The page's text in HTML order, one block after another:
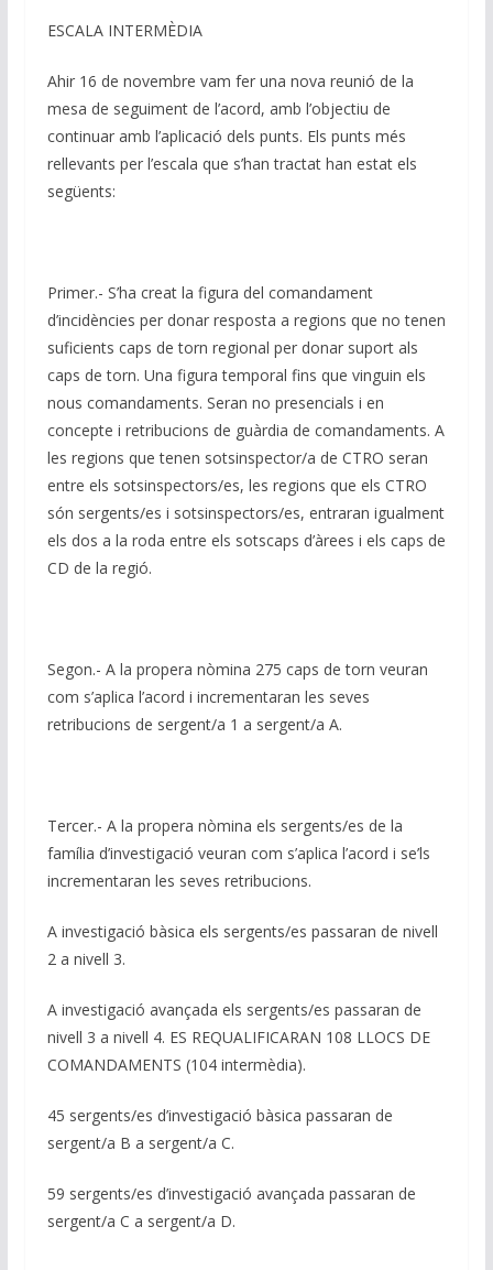
n o
ESCALA INTERMÈDIA
Ahir 16 de novembre vam fer una nova reunió de la
mesa de seguiment de l’acord, amb l’objectiu de
continuar amb l’aplicació dels punts. Els punts més
rellevants per l’escala que s’han tractat han estat els
següents:
Primer.- S’ha creat la figura del comandament
d’incidències per donar resposta a regions que no tenen
suficients caps de torn regional per donar suport als
caps de torn. Una figura temporal fins que vinguin els
nous comandaments. Seran no presencials i en
concepte i retribucions de guàrdia de comandaments. A
les regions que tenen sotsinspector/a de CTRO seran
entre els sotsinspectors/es, les regions que els CTRO
són sergents/es i sotsinspectors/es, entraran igualment
els dos a la roda entre els sotscaps d’àrees i els caps de
CD de la regió.
Segon.- A la propera nòmina 275 caps de torn veuran
com s’aplica l’acord i incrementaran les seves
retribucions de sergent/a 1 a sergent/a A.
Tercer.- A la propera nòmina els sergents/es de la
família d’investigació veuran com s’aplica l’acord i se’ls
incrementaran les seves retribucions.
A investigació bàsica els sergents/es passaran de nivell
2 a nivell 3.
A investigació avançada els sergents/es passaran de
nivell 3 a nivell 4. ES REQUALIFICARAN 108 LLOCS DE
COMANDAMENTS (104 intermèdia).
45 sergents/es d’investigació bàsica passaran de
sergent/a B a sergent/a C.
59 sergents/es d’investigació avançada passaran de
sergent/a C a sergent/a D.